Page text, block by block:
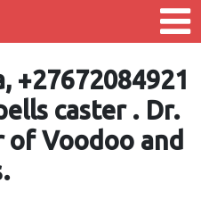
+27672084921
caster . Dr.
Voodoo and